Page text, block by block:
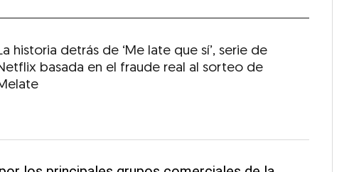
historia detrás de ‘Me late que sí’, serie de
basada en el fraude real al sorteo de